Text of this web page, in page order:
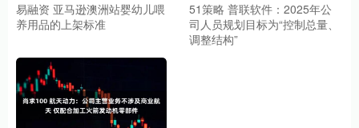
易融资 亚马逊澳洲站婴幼儿喂
养用品的上架标准
51策略 普联软件：2025年公
司人员规划目标为“控制总量、
调整结构”